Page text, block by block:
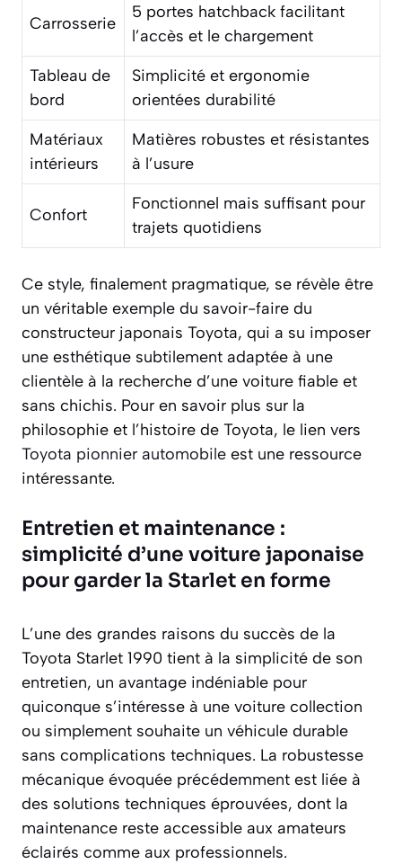
Carrosserie
5 portes hatchback facilitant
l’accès et le chargement
Tableau de
bord
Simplicité et ergonomie
orientées durabilité
Matériaux
intérieurs
Matières robustes et résistantes
à l’usure
Confort
Fonctionnel mais suffisant pour
trajets quotidiens
Ce style, finalement pragmatique, se révèle être
un véritable exemple du savoir-faire du
constructeur japonais Toyota, qui a su imposer
une esthétique subtilement adaptée à une
clientèle à la recherche d’une voiture fiable et
sans chichis. Pour en savoir plus sur la
philosophie et l’histoire de Toyota, le lien vers
Toyota pionnier automobile est une ressource
intéressante.
Entretien et maintenance :
simplicité d’une voiture japonaise
pour garder la Starlet en forme
L’une des grandes raisons du succès de la
Toyota Starlet 1990 tient à la simplicité de son
entretien, un avantage indéniable pour
quiconque s’intéresse à une voiture collection
ou simplement souhaite un véhicule durable
sans complications techniques. La robustesse
mécanique évoquée précédemment est liée à
des solutions techniques éprouvées, dont la
maintenance reste accessible aux amateurs
éclairés comme aux professionnels.